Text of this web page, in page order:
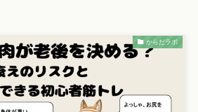
からだラボ